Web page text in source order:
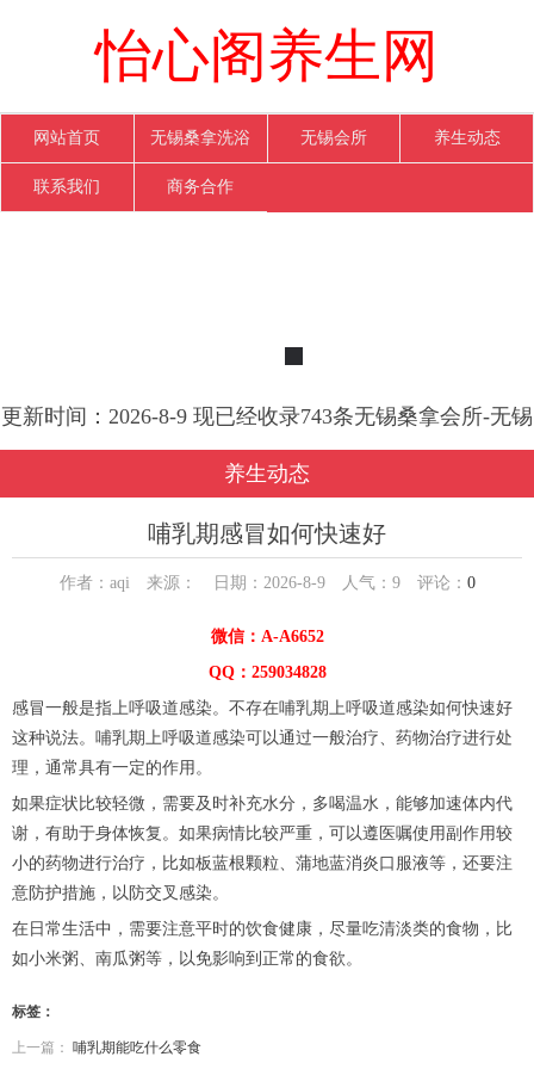
怡心阁养生网
网站首页 无锡桑拿洗浴 无锡会所 养生动态
联系我们 商务合作
更新时间：2026-8-9 现已经收录743条无锡桑拿会所-无锡
怡心阁养生网信息
养生动态
哺乳期感冒如何快速好
作者：aqi 来源： 日期：2026-8-9 人气： 9评论： 0
微信：A-A6652
QQ：259034828
感冒一般是指上呼吸道感染。不存在哺乳期上呼吸道感染如何快速好
这种说法。哺乳期上呼吸道感染可以通过一般治疗、药物治疗进行处
理，通常具有一定的作用。
如果症状比较轻微，需要及时补充水分，多喝温水，能够加速体内代
谢，有助于身体恢复。如果病情比较严重，可以遵医嘱使用副作用较
小的药物进行治疗，比如板蓝根颗粒、蒲地蓝消炎口服液等，还要注
意防护措施，以防交叉感染。
在日常生活中，需要注意平时的饮食健康，尽量吃清淡类的食物，比
如小米粥、南瓜粥等，以免影响到正常的食欲。
标签：
上一篇： 哺乳期能吃什么零食